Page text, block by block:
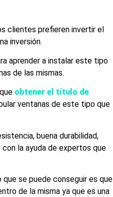
clientes prefieren invertir el
inversión.
aprender a instalar este tipo
de las mismas.
obtener el título de
ventanas de este tipo que
buena durabilidad,
la ayuda de expertos que
se puede conseguir es que
de la misma ya que es una